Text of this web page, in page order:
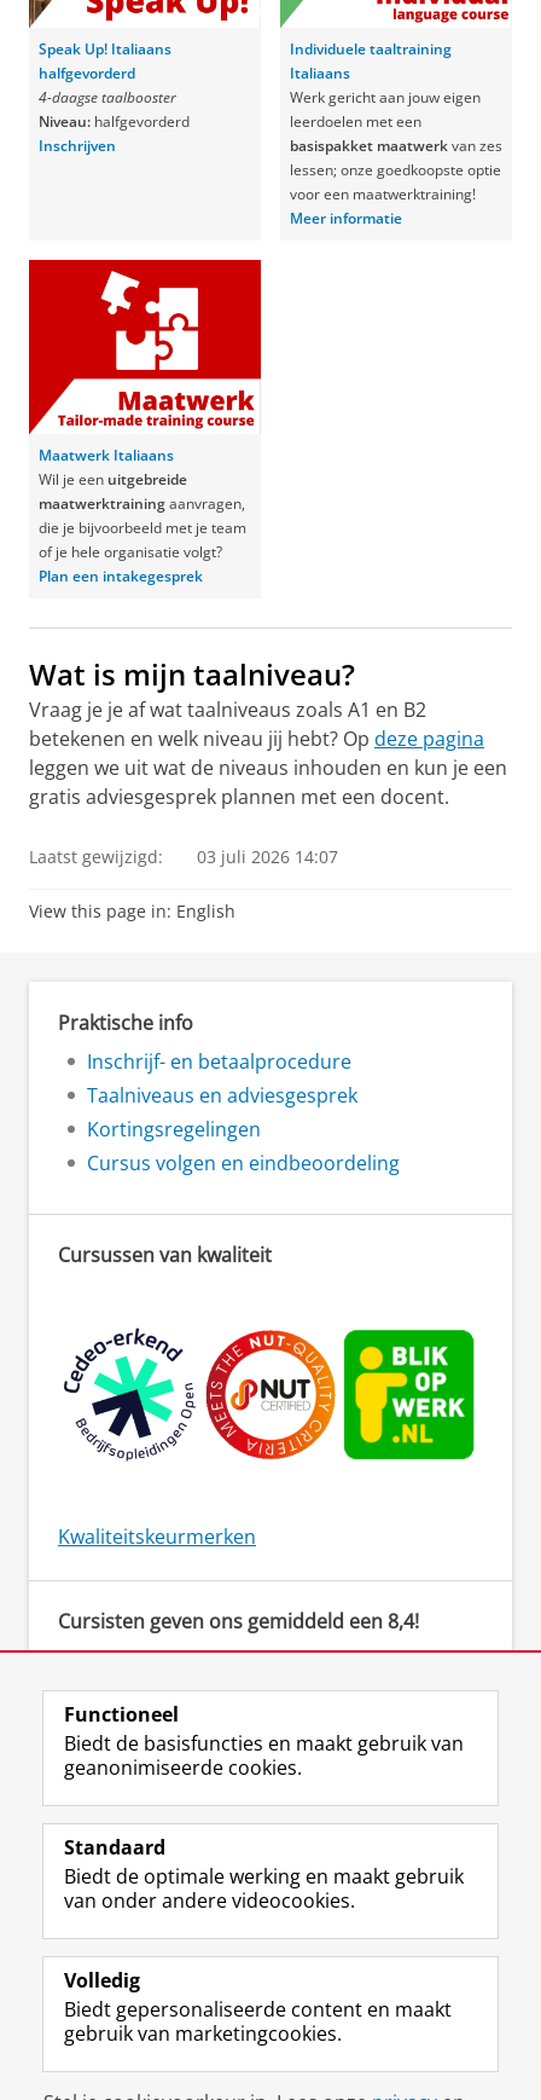
Speak Up! Italiaans
halfgevorderd
4-daagse taalbooster
Niveau: halfgevorderd
Inschrijven
Individuele taaltraining
Italiaans
Werk gericht aan jouw eigen
leerdoelen met een
basispakket maatwerkvan zes
lessen; onze goedkoopste optie
voor een maatwerktraining!
Meer informatie
Maatwerk Italiaans
Wil je een uitgebreide
maatwerktrainingaanvragen,
die je bijvoorbeeld met je team
of je hele organisatie volgt?
Plan een intakegesprek
Wat is mijn taalniveau?
Vraag je je af wat taalniveaus zoals A1 en B2
betekenen en welk niveau jij hebt? Op deze pagina
leggen we uit wat de niveaus inhouden en kun je een
gratis adviesgesprek plannen met een docent.
Laatst gewijzigd: 03 juli 2026 14:07
View this page in: English
Praktische info
Inschrijf- en betaalprocedure
Taalniveaus en adviesgesprek
Kortingsregelingen
Cursus volgen en eindbeoordeling
Cursussen van kwaliteit
Kwaliteitskeurmerken
Cursisten geven ons gemiddeld een 8,4!
‘De docent creëerde een veilige omgeving om
actief bezig te zijn. Er werden duidelijke
instructies gegeven en er was een open sfeer
om vragen te stellen.’
Volg ons op
a
c
b
o
k
p
a
n
s
a
r
a
m
-
i
e
I
n
p
o
u
e
-
a
Meer info
Contact
Disclaimer & Copyright Privacy Cookies
Functioneel
Biedt de basisfuncties en maakt gebruik van
geanonimiseerde cookies.
Standaard
Biedt de optimale werking en maakt gebruik
van onder andere videocookies.
Volledig
Biedt gepersonaliseerde content en maakt
gebruik van marketingcookies.